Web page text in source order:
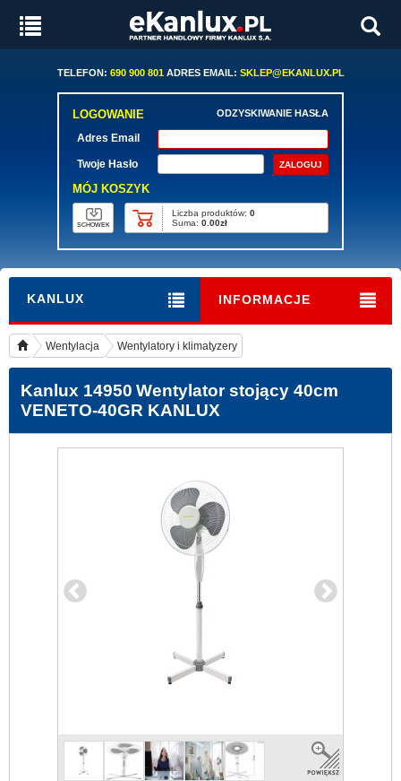
TELEFON: 690 900 801ADRES EMAIL: SKLEP@EKANLUX.PL
LOGOWANIE ODZYSKIWANIE HASŁA
Adres Email
Twoje Hasło
MÓJ KOSZYK
SCHOWEK
Liczba produktów: 0
Suma: 0.00zł
KANLUX INFORMACJE
Wentylacja Wentylatory i klimatyzery
Kanlux 14950 Wentylator stojący 40cm
VENETO-40GR KANLUX